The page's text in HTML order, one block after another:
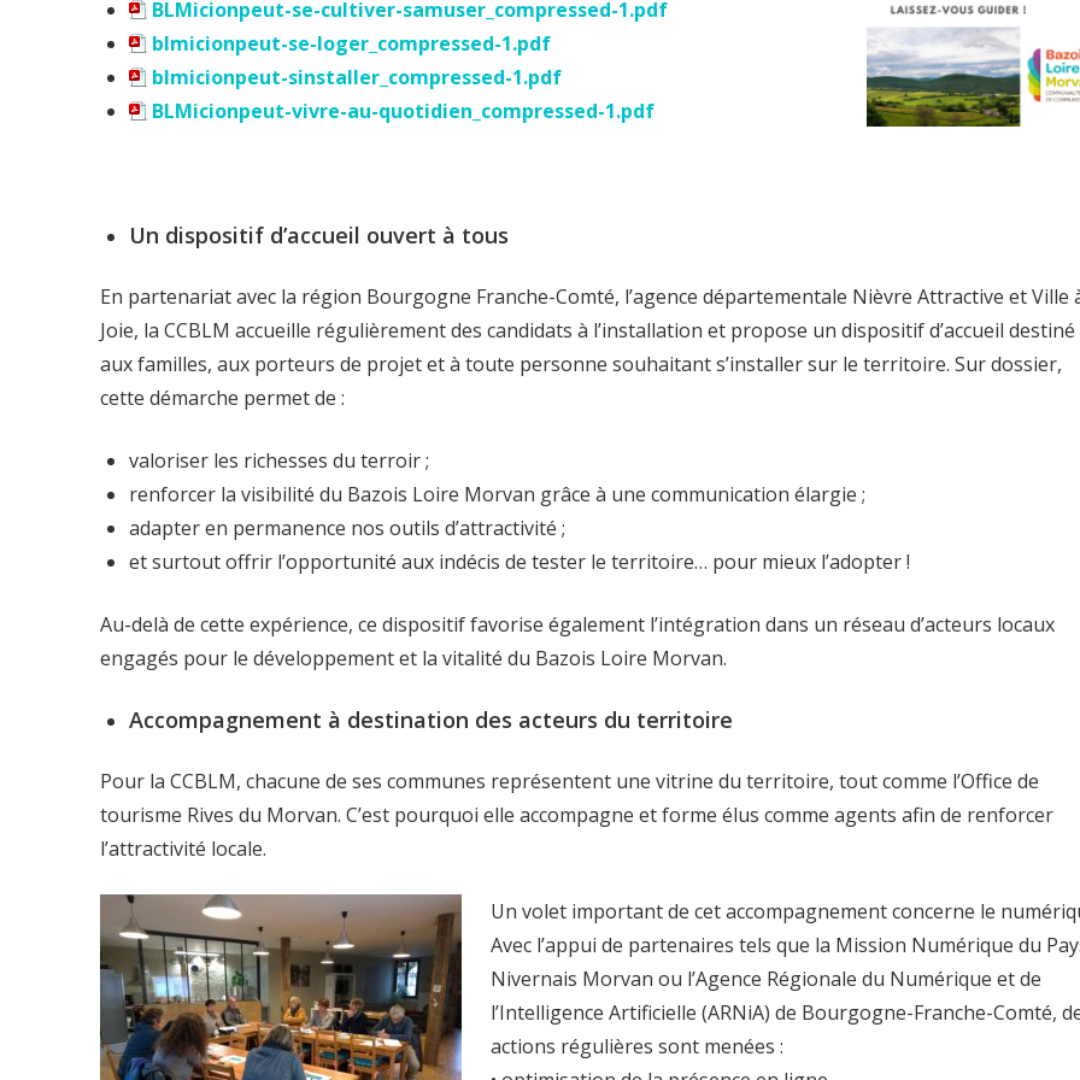
BLMicionpeut-se-cultiver-samuser_compressed-1.pdf
blmicionpeut-se-loger_compressed-1.pdf
blmicionpeut-sinstaller_compressed-1.pdf
BLMicionpeut-vivre-au-quotidien_compressed-1.pdf
Un dispositif d’accueil ouvert à tous
En partenariat avec la région Bourgogne Franche-Comté, l’agence départementale Nièvre Attractive et Ville
Joie, la CCBLM accueille régulièrement des candidats à l’installation et propose un dispositif d’accueil destiné
aux familles, aux porteurs de projet et à toute personne souhaitant s’installer sur le territoire. Sur dossier,
cette démarche permet de :
valoriser les richesses du terroir ;
renforcer la visibilité du Bazois Loire Morvan grâce à une communication élargie ;
adapter en permanence nos outils d’attractivité ;
et surtout offrir l’opportunité aux indécis de tester le territoire… pour mieux l’adopter !
Au-delà de cette expérience, ce dispositif favorise également l’intégration dans un réseau d’acteurs locaux
engagés pour le développement et la vitalité du Bazois Loire Morvan.
Accompagnement à destination des acteurs du territoire
Pour la CCBLM, chacune de ses communes représentent une vitrine du territoire, tout comme l’Office de
tourisme Rives du Morvan. C’est pourquoi elle accompagne et forme élus comme agents afin de renforcer
l’attractivité locale.
Un volet important de cet accompagnement concerne le
Avec l’appui de partenaires tels que la Mission Numérique du
Nivernais Morvan ou l’Agence Régionale du Numérique et de
l’Intelligence Artificielle (ARNiA) de Bourgogne-Franche-Comté,
actions régulières sont menées :